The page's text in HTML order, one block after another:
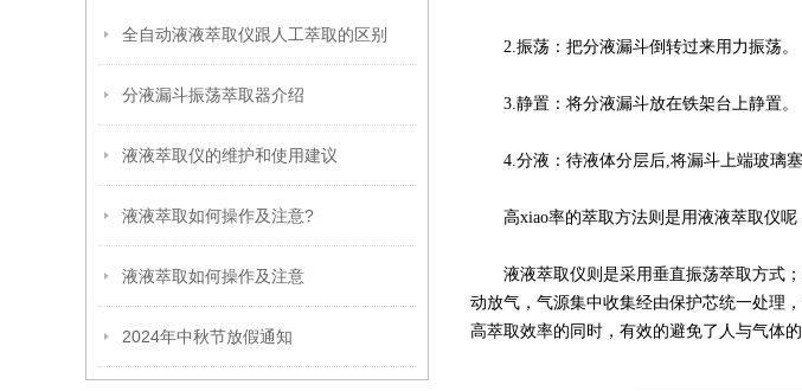
2.振荡：把分液漏斗倒转过来用力振荡。
3.静置：将分液漏斗放在铁架台上静置。
4.分液：待液体分层后,将漏斗上端玻璃塞
高xiao率的萃取方法则是用液液萃取仪呢
液液萃取仪则是采用垂直振荡萃取方式；
动放气，气源集中收集经由保护芯统一处理
高萃取效率的同时，有效的避免了人与气体的
全自动液液萃取仪跟人工萃取的区别
分液漏斗振荡萃取器介绍
液液萃取仪的维护和使用建议
液液萃取如何操作及注意?
液液萃取如何操作及注意
2024年中秋节放假通知